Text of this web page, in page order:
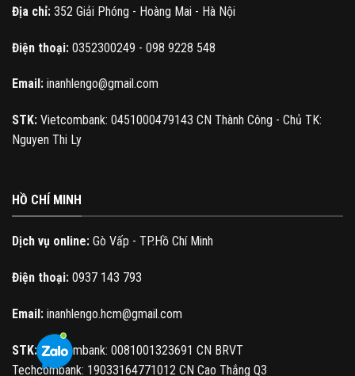
Địa chỉ: 352 Giải Phóng - Hoàng Mai - Hà Nội
Điện thoại: 0352300249 - 098 9228 548
Email: inanhlengo@gmail.com
STK: Vietcombank: 0451000479143 CN Thành Công - Chủ TK:
Nguyen Thi Ly
HỒ CHÍ MINH
Dịch vụ online: Gò Vấp - TP.Hồ Chí Minh
Điện thoại: 0937 143 793
Email: inanhlengo.hcm@gmail.com
STK:Vietcombank: 0081001323691 CN BRVT
Techcombank: 19033164771012 CN Cao Thắng Q3